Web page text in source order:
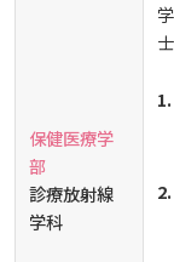
自然災害
保健医療学
部
診療放射線
学科